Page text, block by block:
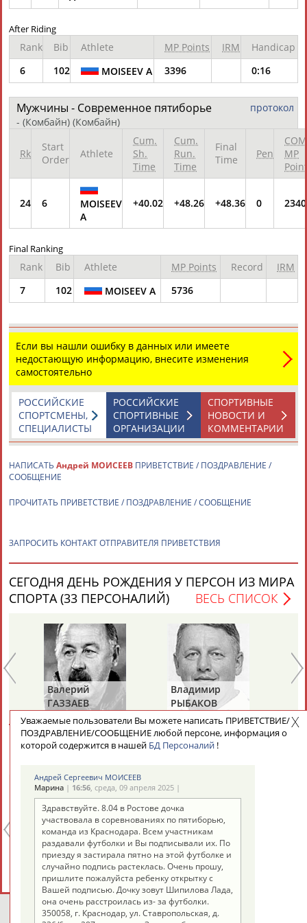
ЦЕЛИ ПРОЕКТА КОНТАКТЫ НАШИ КНОПКИ РЕКЛАМА
Вопросы сотрудничества и совместной деятельности inform@infosport.ru
Разработка и поддержка ООО НАИТ «Стадион»
Адресов в новостной рассылке: 996
Подпишись
After Riding
Rank Bib Athlete MP Points IRM
Handicap
6
102 MOISEEV A 3396 0:16
протокол
Мужчины - Современное пятиборье
- (Комбайн) (Комбайн)
Rk
Start
Order
Athlete
Cum.
Sh.
Time
Cum.
Run.
Time
Final
Time
Pen
COM
MP
24 6
MOISEEV
A
+40.02 +48.26 +48.36 0 2340
Final Ranking
Rank Bib Athlete MP Points Record
IRM
7
102 MOISEEV A 5736
Если вы нашли ошибку в данных или имеете
недостающую информацию, внесите изменения
самостоятельно
СПОРТИВНЫЕ
НОВОСТИ И
КОММЕНТАРИИ
РОССИЙСКИЕ
СПОРТИВНЫЕ
ОРГАНИЗАЦИИ
РОССИЙСКИЕ
СПОРТСМЕНЫ,
СПЕЦИАЛИСТЫ
НАПИСАТЬ Андрей МОИСЕЕВ ПРИВЕТСТВИЕ / ПОЗДРАВЛЕНИЕ /
СООБЩЕНИЕ
ПРОЧИТАТЬ ПРИВЕТСТВИЕ / ПОЗДРАВЛЕНИЕ / СООБЩЕНИЕ
ЗАПРОСИТЬ КОНТАКТ ОТПРАВИТЕЛЯ ПРИВЕТСТВИЯ
СЕГОДНЯ ДЕНЬ РОЖДЕНИЯ У ПЕРСОН ИЗ МИРА
СПОРТА (33 ПЕРСОНАЛИЙ)
ВЕСЬ СПИСОК
Валерий
ГАЗЗАЕВ
Владимир
РЫБАКОВ
СЕГОДНЯ ДЕНЬ ПАМЯТИ У ПЕРСОН ИЗ МИРА
Анатолий
РАХЛИН
Александр
ЯГУБКИН
Уважаемые пользователи Вы можете написать ПРИВЕТСТВИЕ/
ПОЗДРАВЛЕНИЕ/СООБЩЕНИЕ любой персоне, информация о
которой содержится в нашей БД Персоналий!
Андрей Сергеевич МОИСЕЕВ
Марина| 16:56, среда, 09 апреля 2025 |
Здравствуйте. 8.04 в Ростове дочка
участвовала в соревнованиях по пятиборью,
команда из Краснодара. Всем участникам
раздавали футболки и Вы подписывали их. По
приезду я застирала пятно на этой футболке и
случайно подпись растеклась. Очень прошу,
пришлите пожалуйста ребенку открытку с
Вашей подписью. Дочку зовут Шипилова Лада,
она очень расстроилась из- за футболки.
350058, г. Краснодар, ул. Ставропольская, д.